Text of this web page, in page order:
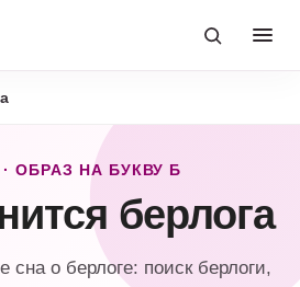
ОБРАЗ НА БУКВУ Б
берлога
сна о берлоге: поиск берлоги,